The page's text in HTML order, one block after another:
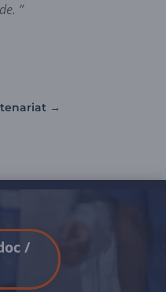
”
→
/